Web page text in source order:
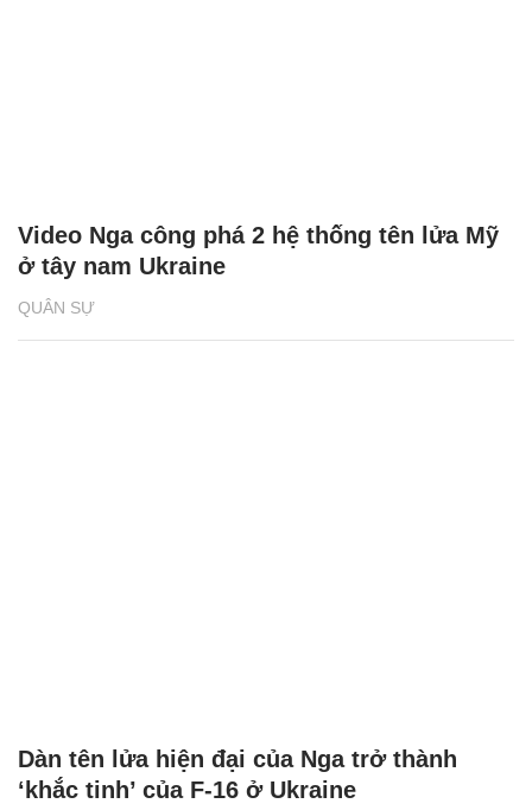
QUÂN SỰ
Video Nga công phá 2 hệ thống tên lửa Mỹ
ở tây nam Ukraine
Dàn tên lửa hiện đại của Nga trở thành
‘khắc tinh’ của F-16 ở Ukraine